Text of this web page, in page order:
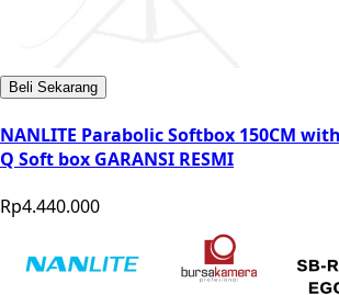
Beli Sekarang
NANLITE Parabolic Softbox 150CM
Q Soft box GARANSI RESMI
Rp4.440.000